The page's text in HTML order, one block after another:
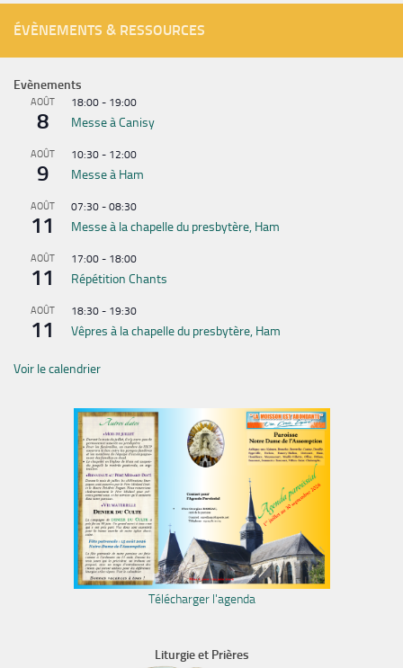
ÉVÈNEMENTS & RESSOURCES
Evènements
AOÛT
8
18:00 - 19:00
Messe à Canisy
AOÛT
9
10:30 - 12:00
Messe à Ham
AOÛT
11
07:30 - 08:30
Messe à la chapelle du presbytère, Ham
AOÛT
11
17:00 - 18:00
Répétition Chants
AOÛT
11
18:30 - 19:30
Vêpres à la chapelle du presbytère, Ham
Voir le calendrier
Télécharger l'agenda
Liturgie et Prières